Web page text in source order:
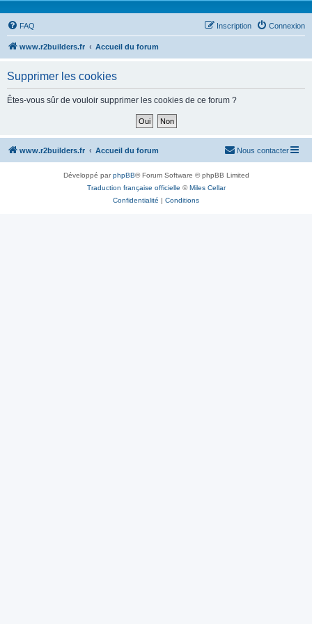
FAQ Connexion
Inscription
www.r2builders.fr Accueil du forum
Supprimer les cookies
Êtes-vous sûr de vouloir supprimer les cookies de ce forum ?
www.r2builders.fr Accueil du forum Nous contacter
Développé parphpBB® Forum Software © phpBB Limited
Traduction française officielle ©Miles Cellar
Confidentialité | Conditions